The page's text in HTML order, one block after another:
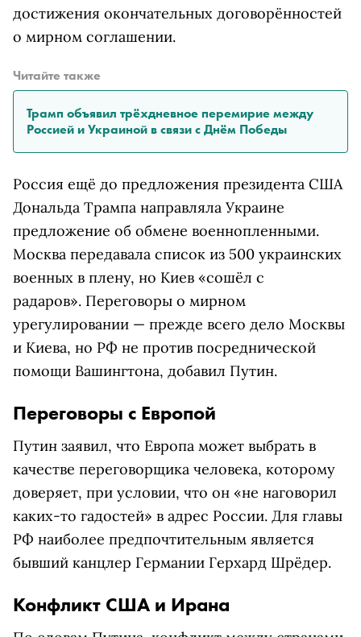
достижения окончательных договорённостей
о мирном соглашении.
Читайте также
Трамп объявил трёхдневное перемирие между
Россией и Украиной в связи с Днём Победы
Россия ещё до предложения президента США
Дональда Трампа направляла Украине
предложение об обмене военнопленными.
Москва передавала список из 500 украинских
военных в плену, но Киев «сошёл с
радаров». Переговоры о мирном
урегулировании — прежде всего дело Москвы
и Киева, но РФ не против посреднической
помощи Вашингтона, добавил Путин.
Переговоры с Европой
Путин заявил, что Европа может выбрать в
качестве переговорщика человека, которому
доверяет, при условии, что он «не наговорил
каких-то гадостей» в адрес России. Для главы
РФ наиболее предпочтительным является
бывший канцлер Германии Герхард Шрёдер.
Конфликт США и Ирана